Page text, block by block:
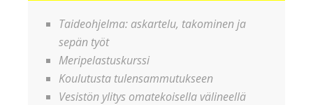
Taideohjelma: askartelu, takominen ja
sepän työt
Meripelastuskurssi
Koulutusta tulensammutukseen
Vesistön ylitys omatekoisella välineellä